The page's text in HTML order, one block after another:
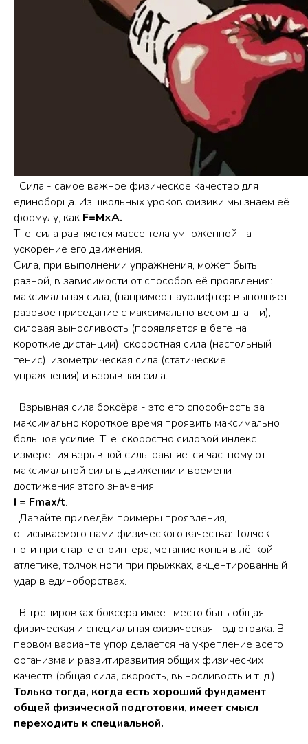
Сила - самое важное физическое качество для
единоборца. Из школьных уроков физики мы знаем еë
формулу, как F=M×A.
Т. е. сила равняется массе тела умноженной на
ускорение его движения.
Сила, при выполнении упражнения, может быть
разной, в зависимости от способов еë проявления:
максимальная сила, (например паурлифтëр выполняет
разовое приседание с максимально весом штанги),
силовая выносливость (проявляется в беге на
короткие дистанции), скоростная сила (настольный
тенис), изометрическая сила (статические
упражнения) и взрывная сила.
Взрывная сила боксëра - это его способность за
максимально короткое время проявить максимально
большое усилие. Т. е. скоростно силовой индекс
измерения взрывной силы равняется частному от
максимальной силы в движении и времени
достижения этого значения.
I = Fmax/t.
Давайте приведëм примеры проявления,
описываемого нами физического качества: Толчок
ноги при старте спринтера, метание копья в лëгкой
атлетике, толчок ноги при прыжках, акцентированный
удар в единоборствах.
В тренировках боксëра имеет место быть общая
физическая и специальная физическая подготовка. В
первом варианте упор делается на укрепление всего
организма и развитиразвития общих физических
качеств (общая сила, скорость, выносливость и т. д.)
Только тогда, когда есть хороший фундамент
общей физической подготовки, имеет смысл
переходить к специальной.